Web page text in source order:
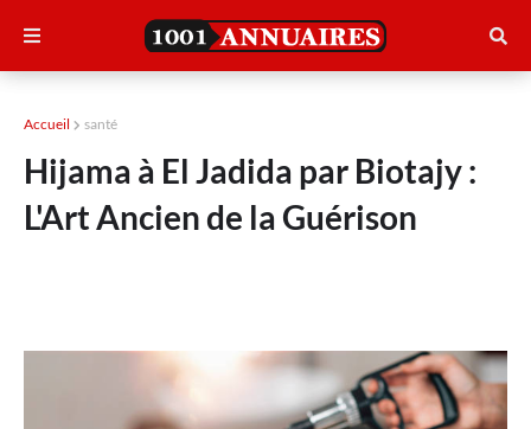
Accueil santé
Hijama à El Jadida par Biotajy :
L'Art Ancien de la Guérison